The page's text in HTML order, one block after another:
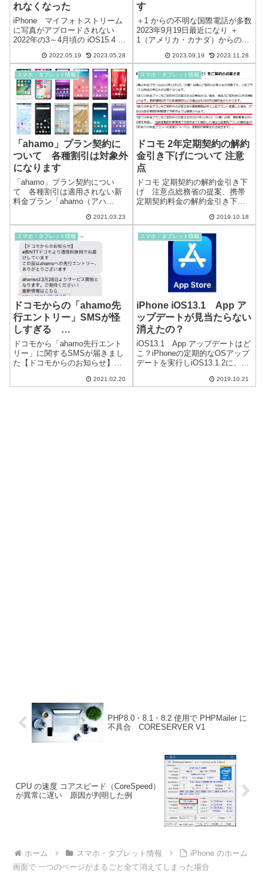
れなくなった
iPhone マイフォトストリーム
に写真がアプロードされない
2022年の3～4月頃の iOS15.4 あ
が機能しなくなっていました。
写真が自動でパソコンにダウン
ロードされるので数年前から便
利に使用していましたが、...
2022.05.19 2023.05.28
す
＋1 からの不明な国際電話が多数
2023年9月19日最近になり ＋
1（アメリカ・カナダ）からの不
ます。many-unknown-
間帯にかかってきます。午前10
時頃...
2023.09.19 2023.11.28
スマホ・タブレット情報
「ahamo」プラン契約に
ついて 各種割引は対象外
になります
「ahamo」プラン契約につい
て 各種割引は適用されない新
料金プラン「ahamo（アハ
種割引「ファミリー割引」「み
んなドコモ割」「ドコモ光セッ
ト割」「ずっとドコモ特典」な
ど、対象外になるのでよく検討
する必要があり...
2021.03.23
スマホ・タブレット情報
ドコモ 2年定期契約の解約
金引き下げについて 注意
点
ドコモ 定期契約の解約金引き下
げ 注意点総務省の提案、携帯
定期契約料金の解約金引き下げ
約金を9,500円から1,000円に引
2019年10月1日の契約分からとな
っており、その内容は相変わ...
2019.10.18
スマホ・タブレット情報
ドコモからの「ahamo先
行エントリー」SMSが怪
しすぎる
「0032069222」
「https://bit.ly/3jgBskB」
ドコモから「ahamo先行エント
リー」に関するSMSが届きまし
た【ドコモからのお知らせ】※
お届けしていますこの度は2021.02.20
スマホ・タブレット情報
iPhone iOS13.1 App ア
ップデートが見当たらない
消えたの？
iOS13.1 App アップデートはど
こ？iPhoneの定期的なOSアップ
デートを実行しiOS13.1.2に、ア
プリのアップデートが見当たら
2019.10.21
PHP8.0・8.1・8.2 使用で PHPMailer に
不具合 CORESERVER V1
CPU の速度 コアスピード（CoreSpeed）
が異常に遅い 原因が判明した例
ホーム スマホ・タブレット情報
iPhone のホーム
画面で 一つのページがまるごと全て消えてしまった場合